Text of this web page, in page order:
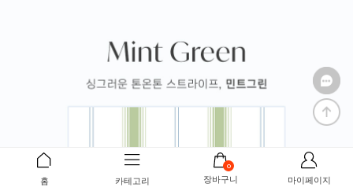
홈 카테고리
0
장바구니 마이페이지